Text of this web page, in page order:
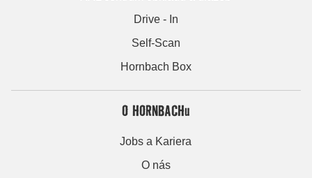
Drive - In
Self-Scan
Hornbach Box
O HORNBACHu
Jobs a Kariera
O nás